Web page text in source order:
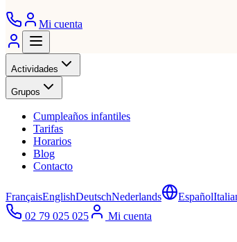
Mi cuenta
Actividades
Grupos
Cumpleaños infantiles
Tarifas
Horarios
Blog
Contacto
FrançaisEnglishDeutschNederlands Español
02 79 025 025
Mi cuenta